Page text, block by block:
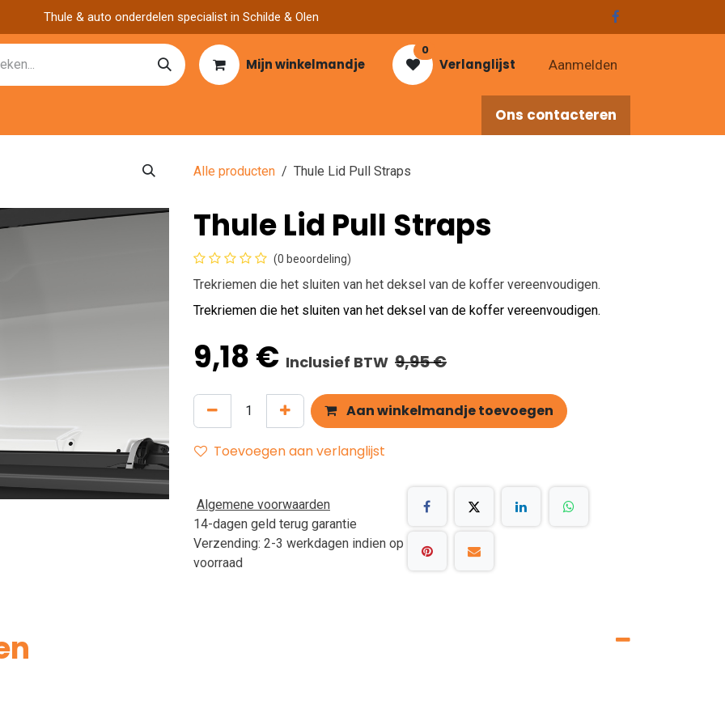
Thule & auto onderdelen specialist in Schilde & Olen
Mijn winkelmandje
0
Verlanglijst Aanmelden
Ons contacteren
Alle producten Thule Lid Pull Straps
Thule Lid Pull Straps
(0 beoordeling)
Trekriemen die het sluiten van het deksel van de koffer vereenvoudigen.
Trekriemen die het sluiten van het deksel van de koffer vereenvoudigen.
9,18€ Inclusief BTW 9,95€
Aan winkelmandje toevoegen
Toevoegen aan verlanglijst
Algemene voorwaarden
14-dagen geld terug garantie
Verzending: 2-3 werkdagen indien op
voorraad